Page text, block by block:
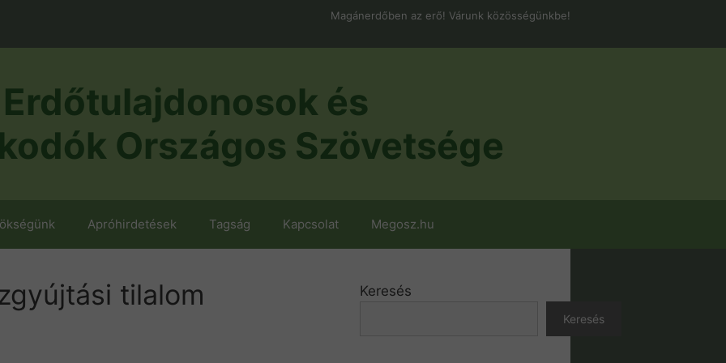
Magánerdőben az erő! Várunk közösségünkbe!
és
Országos Szövetsége
Apróhirdetések Tagság Kapcsolat Megosz.hu
tilalom
Keresés
Keresés